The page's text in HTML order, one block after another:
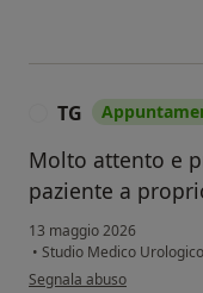
TG
Molto attento e
paziente a
13 maggio 2026
• Studio Medico
secondo l'opinione
Segnala abuso